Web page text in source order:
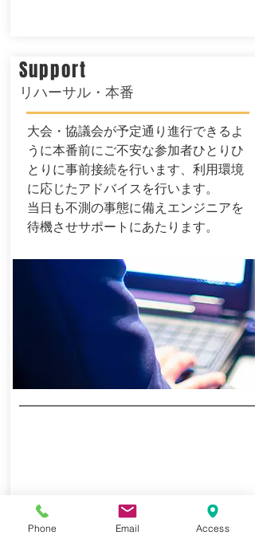
Support
リハーサル・本番
大会・協議会が予定通り進行できるよ
うに本番前にご不安な参加者ひとりひ
とりに事前接続を行います、利用環境
に応じたアドバイスを行います。
当日も不測の事態に備えエンジニアを
待機させサポートにあたります。
Phone Email Access